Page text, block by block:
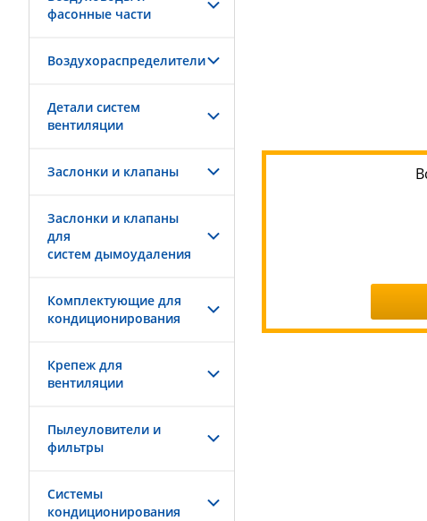
фасонные части
Воздухораспределители
Детали систем
вентиляции
Заслонки и клапаны
Заслонки и клапаны
для
систем дымоудаления
Комплектующие для
кондиционирования
Крепеж для
вентиляции
Пылеуловители и
фильтры
Системы
кондиционирования